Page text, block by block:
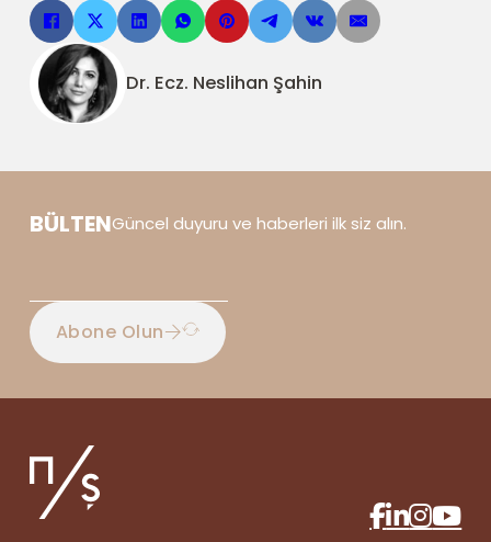
Dr. Ecz. Neslihan Şahin
BÜLTENGüncel duyuru ve haberleri ilk siz alın.
Abone Olun